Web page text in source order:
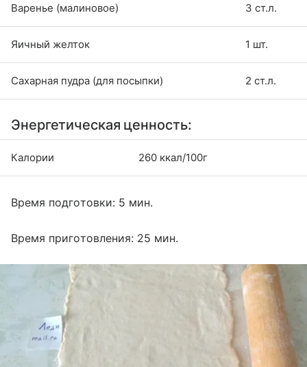
Варенье (малиновое) 3 ст.л.
Яичный желток 1 шт.
Сахарная пудра (для посыпки) 2 ст.л.
Энергетическая ценность:
Калории 260 ккал/100г
Время подготовки: 5 мин.
Время приготовления: 25 мин.